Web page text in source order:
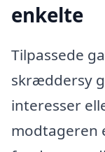
enkelte
Tilpassede
skræddersy
interesser
modtageren